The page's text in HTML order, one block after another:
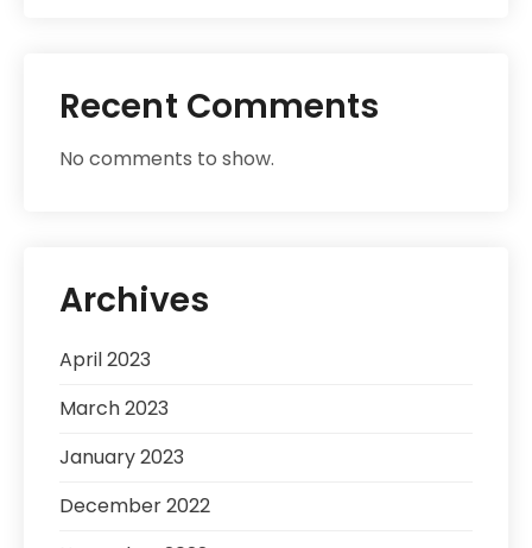
Recent Comments
No comments to show.
Archives
April 2023
March 2023
January 2023
December 2022